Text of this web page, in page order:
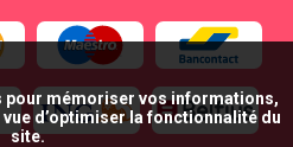
pour mémoriser vos informations,
d’optimiser la fonctionnalité du
site.